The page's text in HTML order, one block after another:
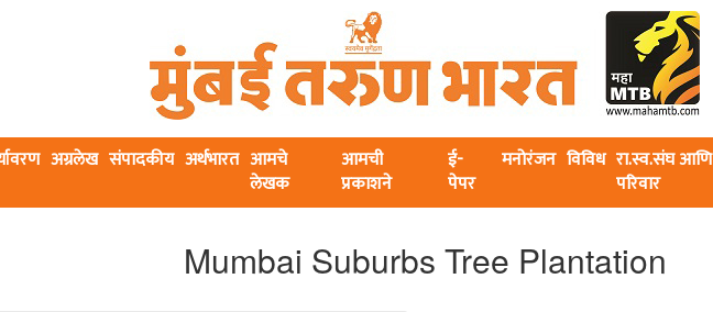
अग्रलेख संपादकीय अर्थभारत आमचे
लेखक
आमची
प्रकाशने
ई-
पेपर
मनोरंजन विविध रा.स्व.संघ आणि
परिवार
Mumbai Suburbs Tree Plantation